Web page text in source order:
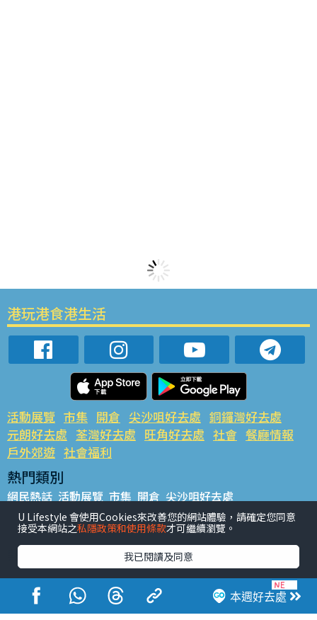
本週好去處
港玩港食港生活
活動展覽 市集 開倉 尖沙咀好去處 銅鑼灣好去處
元朗好去處 荃灣好去處 旺角好去處 社會 餐廳情報
戶外郊遊 社會福利
熱門類別
網民熱話 活動展覽 市集 開倉 尖沙咀好去處
銅鑼灣好去處 元朗好去處 荃灣好去處 旺角好去處 社會
餐廳情報 戶外郊遊
熱門標籤
#UGO搵好去處 #人氣活動推介 #美食社群熱話
#親子玩樂好去處
#ULifestyle應用程式
#限時搶
#UJetso禮物放送
#ULifestyle商戶中心 #著數 #網絡熱話
U Lifestyle 會使用Cookies來改善您的網站體驗，請確定您同意
接受本網站之私隱政策和使用條款才可繼續瀏覽。
我已閱讀及同意